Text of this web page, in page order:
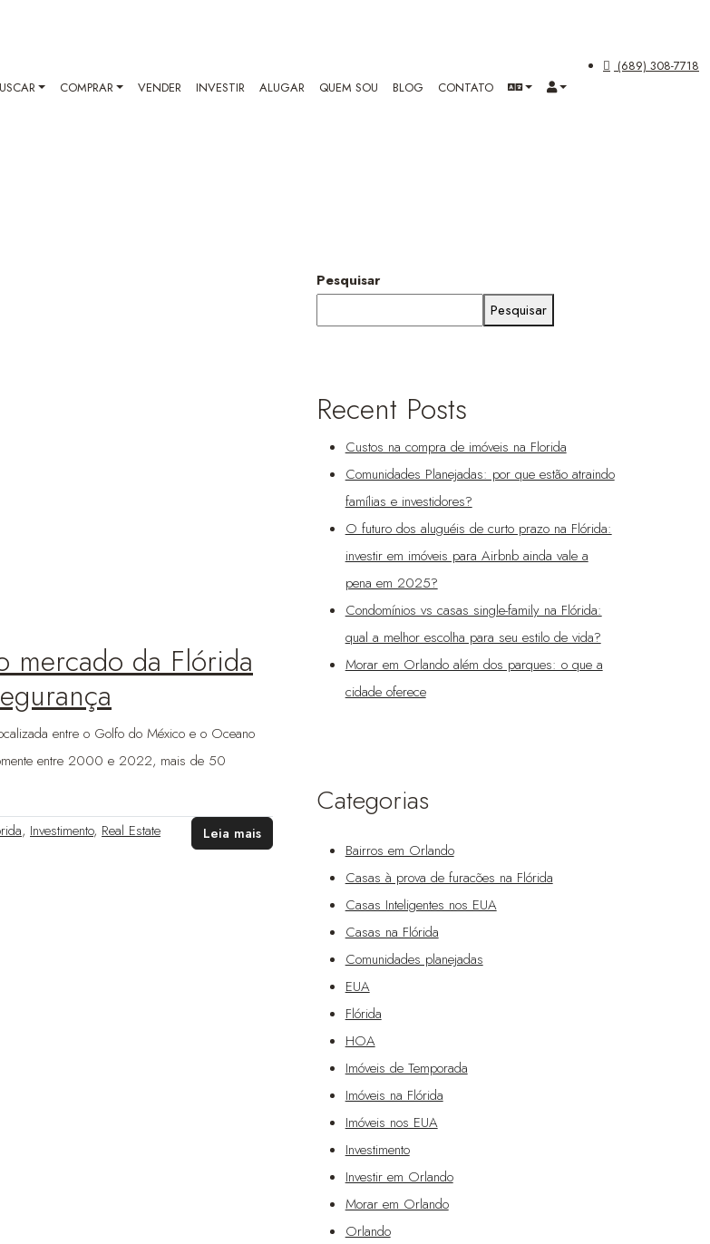
COMPRAR VENDER INVESTIR ALUGAR QUEM SOU BLOG CONTATO
(689) 308-7718
mercado da Flórida
entre o Golfo do México e o Oceano
entre 2000 e 2022, mais de 50
, Investimento, Real Estate Leia mais
Pesquisar
Pesquisar
Recent Posts
Custos na compra de imóveis na Florida
Comunidades Planejadas: por que estão atraindo
famílias e investidores?
O futuro dos aluguéis de curto prazo na Flórida:
investir em imóveis para Airbnb ainda vale a
pena em 2025?
Condomínios vs casas single-family na Flórida:
qual a melhor escolha para seu estilo de vida?
Morar em Orlando além dos parques: o que a
cidade oferece
Categorias
Bairros em Orlando
Casas à prova de furacões na Flórida
Casas Inteligentes nos EUA
Casas na Flórida
Comunidades planejadas
EUA
Flórida
HOA
Imóveis de Temporada
Imóveis na Flórida
Imóveis nos EUA
Investimento
Investir em Orlando
Morar em Orlando
Orlando